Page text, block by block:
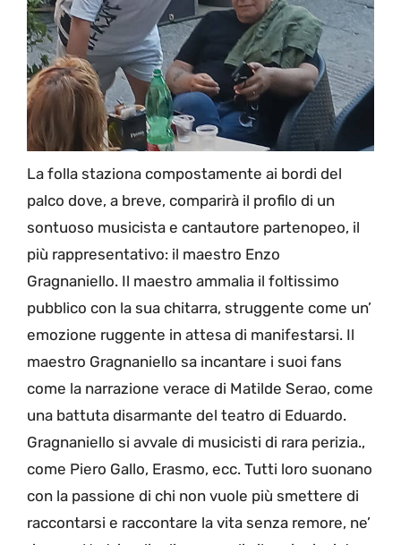
La folla staziona compostamente ai bordi del
palco dove, a breve, comparirà il profilo di un
sontuoso musicista e cantautore partenopeo, il
più rappresentativo: il maestro Enzo
Gragnaniello. Il maestro ammalia il foltissimo
pubblico con la sua chitarra, struggente come un’
emozione ruggente in attesa di manifestarsi. Il
maestro Gragnaniello sa incantare i suoi fans
come la narrazione verace di Matilde Serao, come
una battuta disarmante del teatro di Eduardo.
Gragnaniello si avvale di musicisti di rara perizia.,
come Piero Gallo, Erasmo, ecc. Tutti loro suonano
con la passione di chi non vuole più smettere di
raccontarsi e raccontare la vita senza remore, ne’